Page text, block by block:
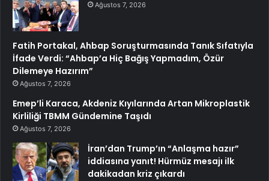
Ağustos 7, 2026
Fatih Portakal, Ahbap Soruşturmasında Tanık Sıfatıyla
İfade Verdi: “Ahbap’a Hiç Bağış Yapmadım, Özür
Dilemeye Hazırım”
Ağustos 7, 2026
Emep’li Karaca, Akdeniz Kıyılarında Artan Mikroplastik
Kirliliği TBMM Gündemine Taşıdı
Ağustos 7, 2026
İran’dan Trump’ın “Anlaşma hazır”
iddiasına yanıt! Hürmüz mesajı ilk
dakikadan kriz çıkardı